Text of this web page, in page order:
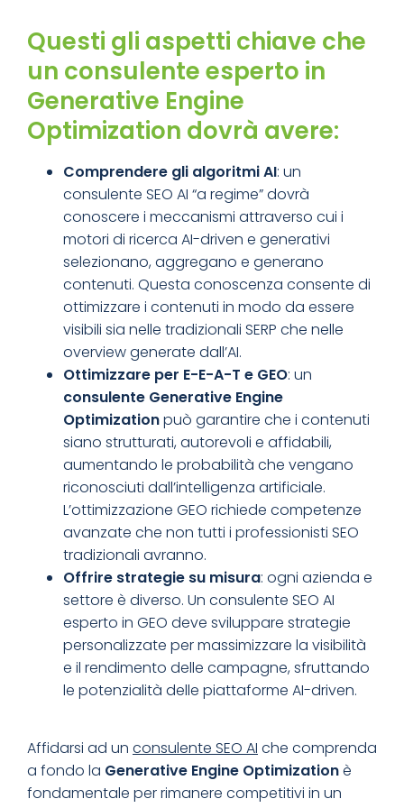
Questi gli aspetti chiave che
un consulenteesperto in
Generative Engine
Optimization dovrà avere:
Comprendere gli algoritmi AI: un
consulente SEO AI “a regime” dovrà
conoscere i meccanismi attraverso cui i
motori di ricerca AI-driven e generativi
selezionano, aggregano e generano
contenuti. Questa conoscenza consente di
ottimizzare i contenuti in modo da essere
visibili sia nelle tradizionali SERP che nelle
overview generate dall’AI.
Ottimizzare per E-E-A-T e GEO: un
consulente Generative Engine
Optimizationpuò garantire che i contenuti
siano strutturati, autorevoli e affidabili,
aumentando le probabilità che vengano
riconosciuti dall’intelligenza artificiale.
L’ottimizzazione GEO richiede competenze
avanzate che non tutti i professionisti SEO
tradizionali avranno.
Offrire strategie su misura: ogni azienda e
settore è diverso. Un consulente SEO AI
esperto in GEO deve sviluppare strategie
personalizzate per massimizzare la visibilità
e il rendimento delle campagne, sfruttando
le potenzialità delle piattaforme AI-driven.
Affidarsi ad un consulente SEO AI che comprenda
a fondo la Generative Engine Optimizationè
fondamentale per rimanere competitivi in un